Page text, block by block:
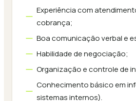
Experiência com
cobrança;
Boa comunicação verbal e
Habilidade de negociação;
Organização e controle de
Conhecimento básico em
sistemas internos).